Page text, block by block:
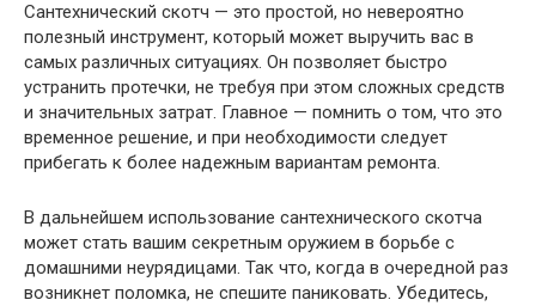
Сантехнический скотч — это простой, но невероятно
полезный инструмент, который может выручить вас в
самых различных ситуациях. Он позволяет быстро
устранить протечки, не требуя при этом сложных средств
и значительных затрат. Главное — помнить о том, что это
временное решение, и при необходимости следует
прибегать к более надежным вариантам ремонта.
В дальнейшем использование сантехнического скотча
может стать вашим секретным оружием в борьбе с
домашними неурядицами. Так что, когда в очередной раз
возникнет поломка, не спешите паниковать. Убедитесь,